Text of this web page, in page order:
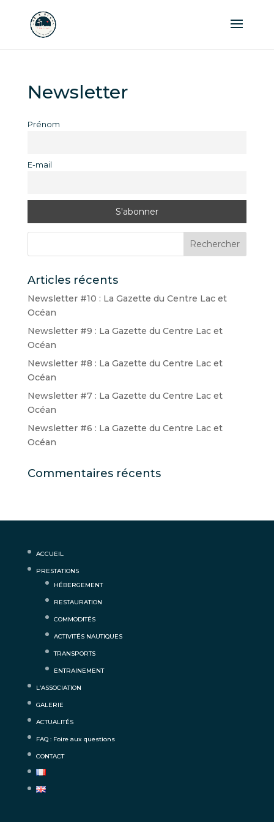
Newsletter
Prénom
E-mail
Articles récents
Newsletter #10 : La Gazette du Centre Lac et
Océan
Newsletter #9 : La Gazette du Centre Lac et
Océan
Newsletter #8 : La Gazette du Centre Lac et
Océan
Newsletter #7 : La Gazette du Centre Lac et
Océan
Newsletter #6 : La Gazette du Centre Lac et
Océan
Commentaires récents
ACCUEIL
PRESTATIONS
HÉBERGEMENT
RESTAURATION
COMMODITÉS
ACTIVITÉS NAUTIQUES
TRANSPORTS
ENTRAINEMENT
L’ASSOCIATION
GALERIE
ACTUALITÉS
FAQ : Foire aux questions
CONTACT